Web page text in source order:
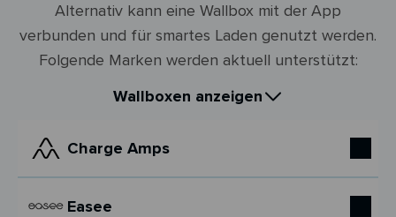
Alternativ kann eine Wallbox mit der App
verbunden und für smartes Laden genutzt werden.
Folgende Marken werden aktuell unterstützt:
Wallboxen anzeigen
Charge Amps
Easee